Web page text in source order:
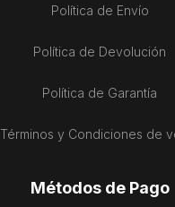
Política de Envío
Política de Devolución
Política de Garantía
Términos y Condiciones de
Métodos de Pago